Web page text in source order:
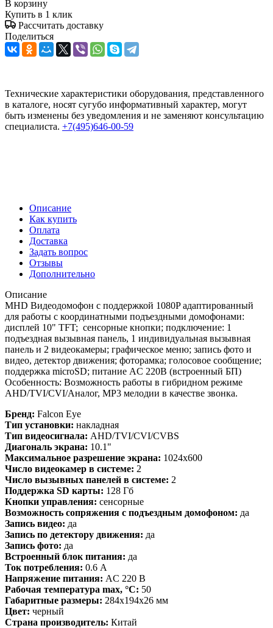
В корзину
Купить в 1 клик
Рассчитать доставку
Поделиться
Технические характеристики оборудования, представленного
в каталоге, носят сугубо информативный характер, могут
быть изменены без уведомления и не заменяют консультацию
специалиста. +7(495)646-00-59
Описание
Как купить
Оплата
Доставка
Задать вопрос
Отзывы
Дополнительно
Описание
MHD Видеодомофон c поддержкой 1080P адаптированный
для работы с координатными подъездными домофонами:
дисплей 10" TFT; сенсорные кнопки; подключение: 1
подъездная вызывная панель, 1 индивидуальная вызывная
панель и 2 видеокамеры; графическое меню; запись фото и
видео, детектор движения; фоторамка; голосовое сообщение;
поддержка microSD; питание AC 220В (встроенный БП)
Особенность: Возможность работы в гибридном режиме
AHD/TVI/CVI/Аналог, MP3 мелодии в качестве звонка.
Бренд: Falcon Eye
Тип установки: накладная
Тип видеосигнала: AHD/TVI/CVI/CVBS
Диагональ экрана: 10.1"
Максимальное разрешение экрана: 1024x600
Число видеокамер в системе: 2
Число вызывных панелей в системе: 2
Поддержка SD карты: 128 Гб
Кнопки управления: сенсорные
Возможность сопряжения с подъездным домофоном: да
Запись видео: да
Запись по детектору движения: да
Запись фото: да
Встроенный блок питания: да
Ток потребления: 0.6 А
Напряжение питания: AC 220 В
Рабочая температура max, °С: 50
Габаритные размеры: 284х194х26 мм
Цвет: черный
Страна производитель: Китай